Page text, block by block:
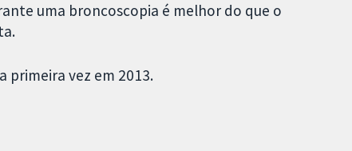
uma broncoscopia é melhor do que o
primeira vez em 2013.